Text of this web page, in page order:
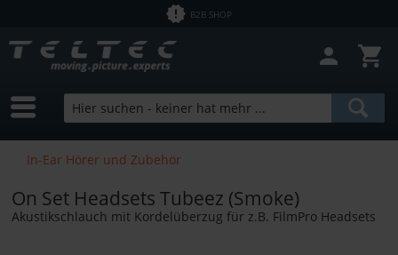
B2B SHOP
In-Ear Hörer und Zubehör
On Set Headsets Tubeez (Smoke)
Akustikschlauch mit Kordelüberzug für z.B. FilmPro Headsets